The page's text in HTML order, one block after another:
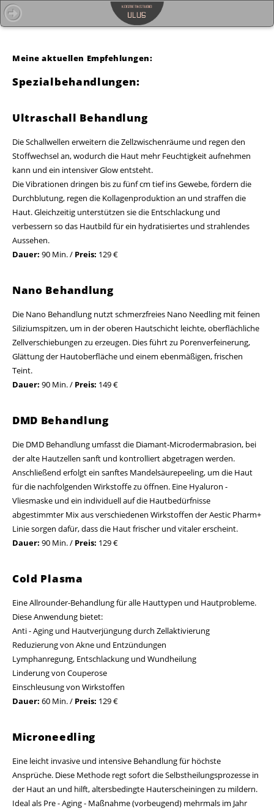
Meine aktuellen Empfehlungen:
Spezialbehandlungen:
Ultraschall Behandlung
Die Schallwellen erweitern die Zellzwischenräume und regen den
Stoffwechsel an, wodurch die Haut mehr Feuchtigkeit aufnehmen
kann und ein intensiver Glow entsteht.
Die Vibrationen dringen bis zu fünf cm tief ins Gewebe, fördern die
Durchblutung, regen die Kollagenproduktion an und straffen die
Haut. Gleichzeitig unterstützen sie die Entschlackung und
verbessern so das Hautbild für ein hydratisiertes und strahlendes
Aussehen.
Dauer: 90 Min. / Preis: 129 €
Nano Behandlung
Die Nano Behandlung nutzt schmerzfreies Nano Needling mit feinen
Siliziumspitzen, um in der oberen Hautschicht leichte, oberflächliche
Zellverschiebungen zu erzeugen. Dies führt zu Porenverfeinerung,
Glättung der Hautoberfläche und einem ebenmäßigen, frischen
Teint.
Dauer: 90 Min. / Preis: 149 €
DMD Behandlung
Die DMD Behandlung umfasst die Diamant-Microdermabrasion, bei
der alte Hautzellen sanft und kontrolliert abgetragen werden.
Anschließend erfolgt ein sanftes Mandelsäurepeeling, um die Haut
für die nachfolgenden Wirkstoffe zu öffnen. Eine Hyaluron -
Vliesmaske und ein individuell auf die Hautbedürfnisse
abgestimmter Mix aus verschiedenen Wirkstoffen der Aestic Pharm+
Linie sorgen dafür, dass die Haut frischer und vitaler erscheint.
Dauer: 90 Min. / Preis: 129 €
Cold Plasma
Eine Allrounder-Behandlung für alle Hauttypen und Hautprobleme.
Diese Anwendung bietet:
Anti - Aging und Hautverjüngung durch Zellaktivierung
Reduzierung von Akne und Entzündungen
Lymphanregung, Entschlackung und Wundheilung
Linderung von Couperose
Einschleusung von Wirkstoffen
Dauer: 60 Min. / Preis: 129 €
Microneedling
Eine leicht invasive und intensive Behandlung für höchste
Ansprüche. Diese Methode regt sofort die Selbstheilungsprozesse in
der Haut an und hilft, altersbedingte Hauterscheiningen zu mildern.
Ideal als Pre - Aging - Maßnahme (vorbeugend) mehrmals im Jahr